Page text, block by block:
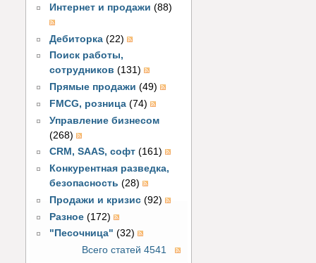
Интернет и продажи (88)
Дебиторка (22)
Поиск работы,
сотрудников (131)
Прямые продажи (49)
FMCG, розница (74)
Управление бизнесом
(268)
CRM, SAAS, софт (161)
Конкурентная разведка,
безопасность (28)
Продажи и кризис (92)
Разное (172)
"Песочница" (32)
Всего статей 4541